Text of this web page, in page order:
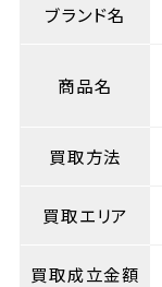
ブランド名
商品名
買取方法
買取エリア
買取成立金額